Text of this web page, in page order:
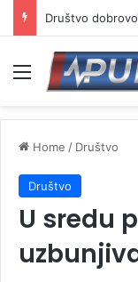
Menu
Home / Društvo
Društvo
U sredu